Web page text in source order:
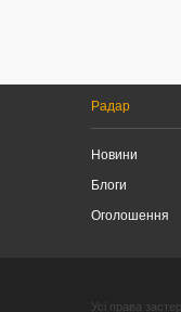
Радар
Новини
Блоги
Оголошення
Усі права